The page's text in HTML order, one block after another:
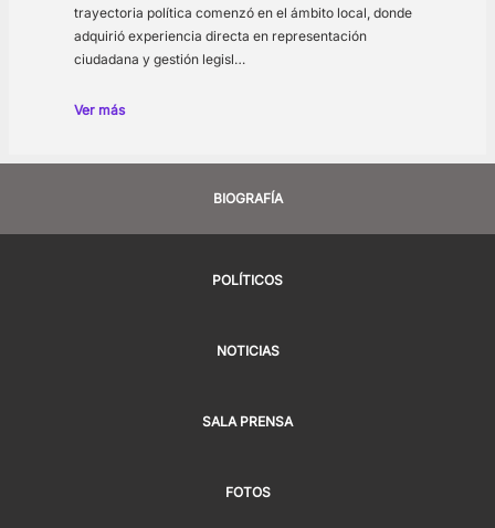
trayectoria política comenzó en el ámbito local, donde
adquirió experiencia directa en representación
ciudadana y gestión legisl…
Ver más
BIOGRAFÍA
POLÍTICOS
NOTICIAS
SALA PRENSA
FOTOS